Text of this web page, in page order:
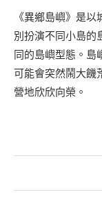
《異鄉島嶼》是
別扮演不同小島的
同的島嶼型態。島
可能會突然鬧大饑
營地欣欣向榮。